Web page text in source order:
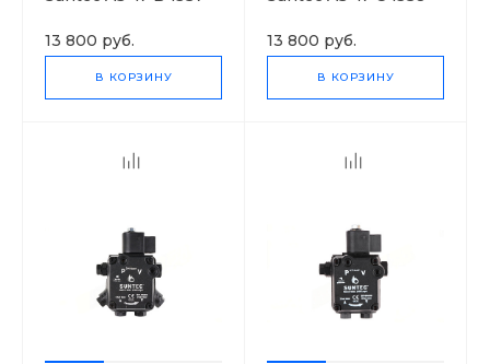
13 800 руб.
В КОРЗИНУ
13 800 руб.
В КОРЗИНУ